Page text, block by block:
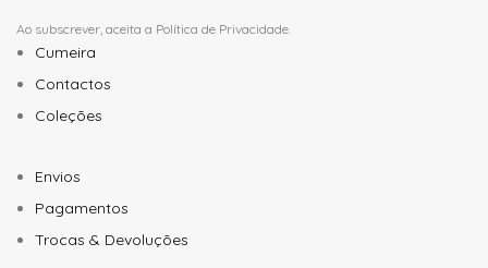
Ao subscrever, aceita a Política de Privacidade.
Cumeira
Contactos
Coleções
Envios
Pagamentos
Trocas & Devoluções